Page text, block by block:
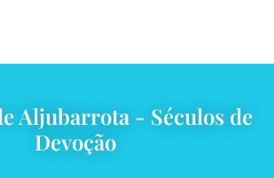
Aljubarrota - Séculos de
Devoção